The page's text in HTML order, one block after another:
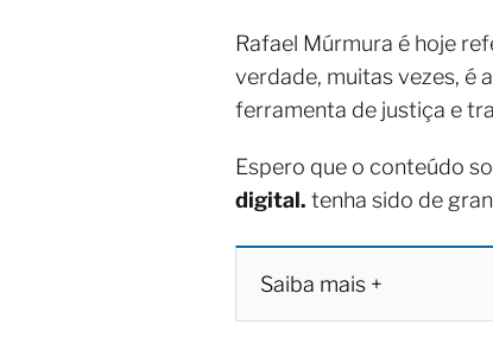
Rafael Múrmura é hoje
verdade, muitas vezes, é
ferramenta de justiça e
Espero que o conteúdo
digital. tenha sido de
Saiba mais +